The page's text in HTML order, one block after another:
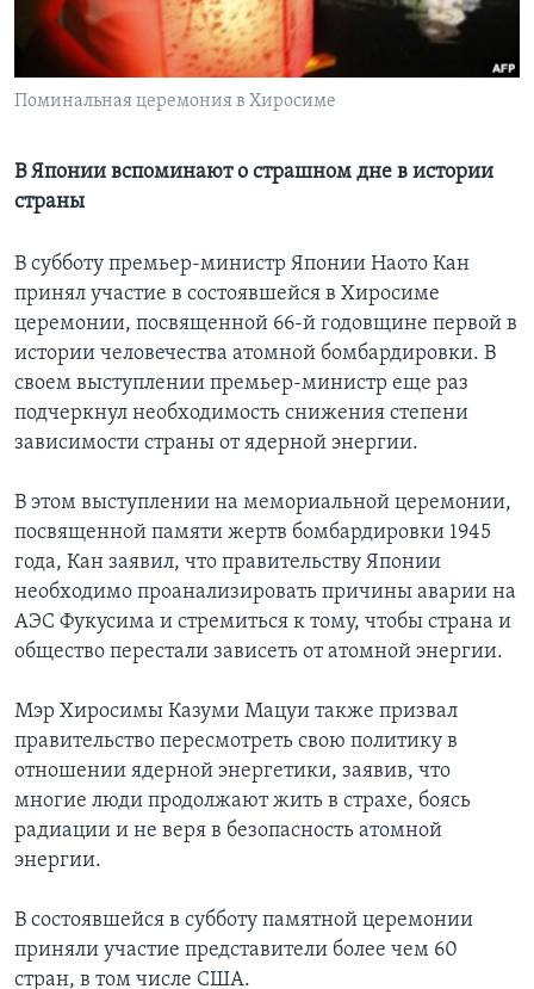
Learning English
СОЦИАЛЬНЫЕ СЕТИ
Поминальная церемония в Хиросиме
В Японии вспоминают о страшном дне в истории
страны
В субботу премьер-министр Японии Наото Кан
принял участие в состоявшейся в Хиросиме
церемонии, посвященной 66-й годовщине первой в
истории человечества атомной бомбардировки. В
своем выступлении премьер-министр еще раз
подчеркнул необходимость снижения степени
зависимости страны от ядерной энергии.
В этом выступлении на мемориальной церемонии,
посвященной памяти жертв бомбардировки 1945
года, Кан заявил, что правительству Японии
необходимо проанализировать причины аварии на
АЭС Фукусима и стремиться к тому, чтобы страна и
общество перестали зависеть от атомной энергии.
Мэр Хиросимы Казуми Мацуи также призвал
правительство пересмотреть свою политику в
отношении ядерной энергетики, заявив, что
многие люди продолжают жить в страхе, боясь
радиации и не веря в безопасность атомной
энергии.
В состоявшейся в субботу памятной церемонии
приняли участие представители более чем 60
стран, в том числе США.